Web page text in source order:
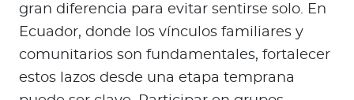
gran diferencia para evitar sentirse solo. En
Ecuador, donde los vínculos familiares y
comunitarios son fundamentales, fortalecer
estos lazos desde una etapa temprana